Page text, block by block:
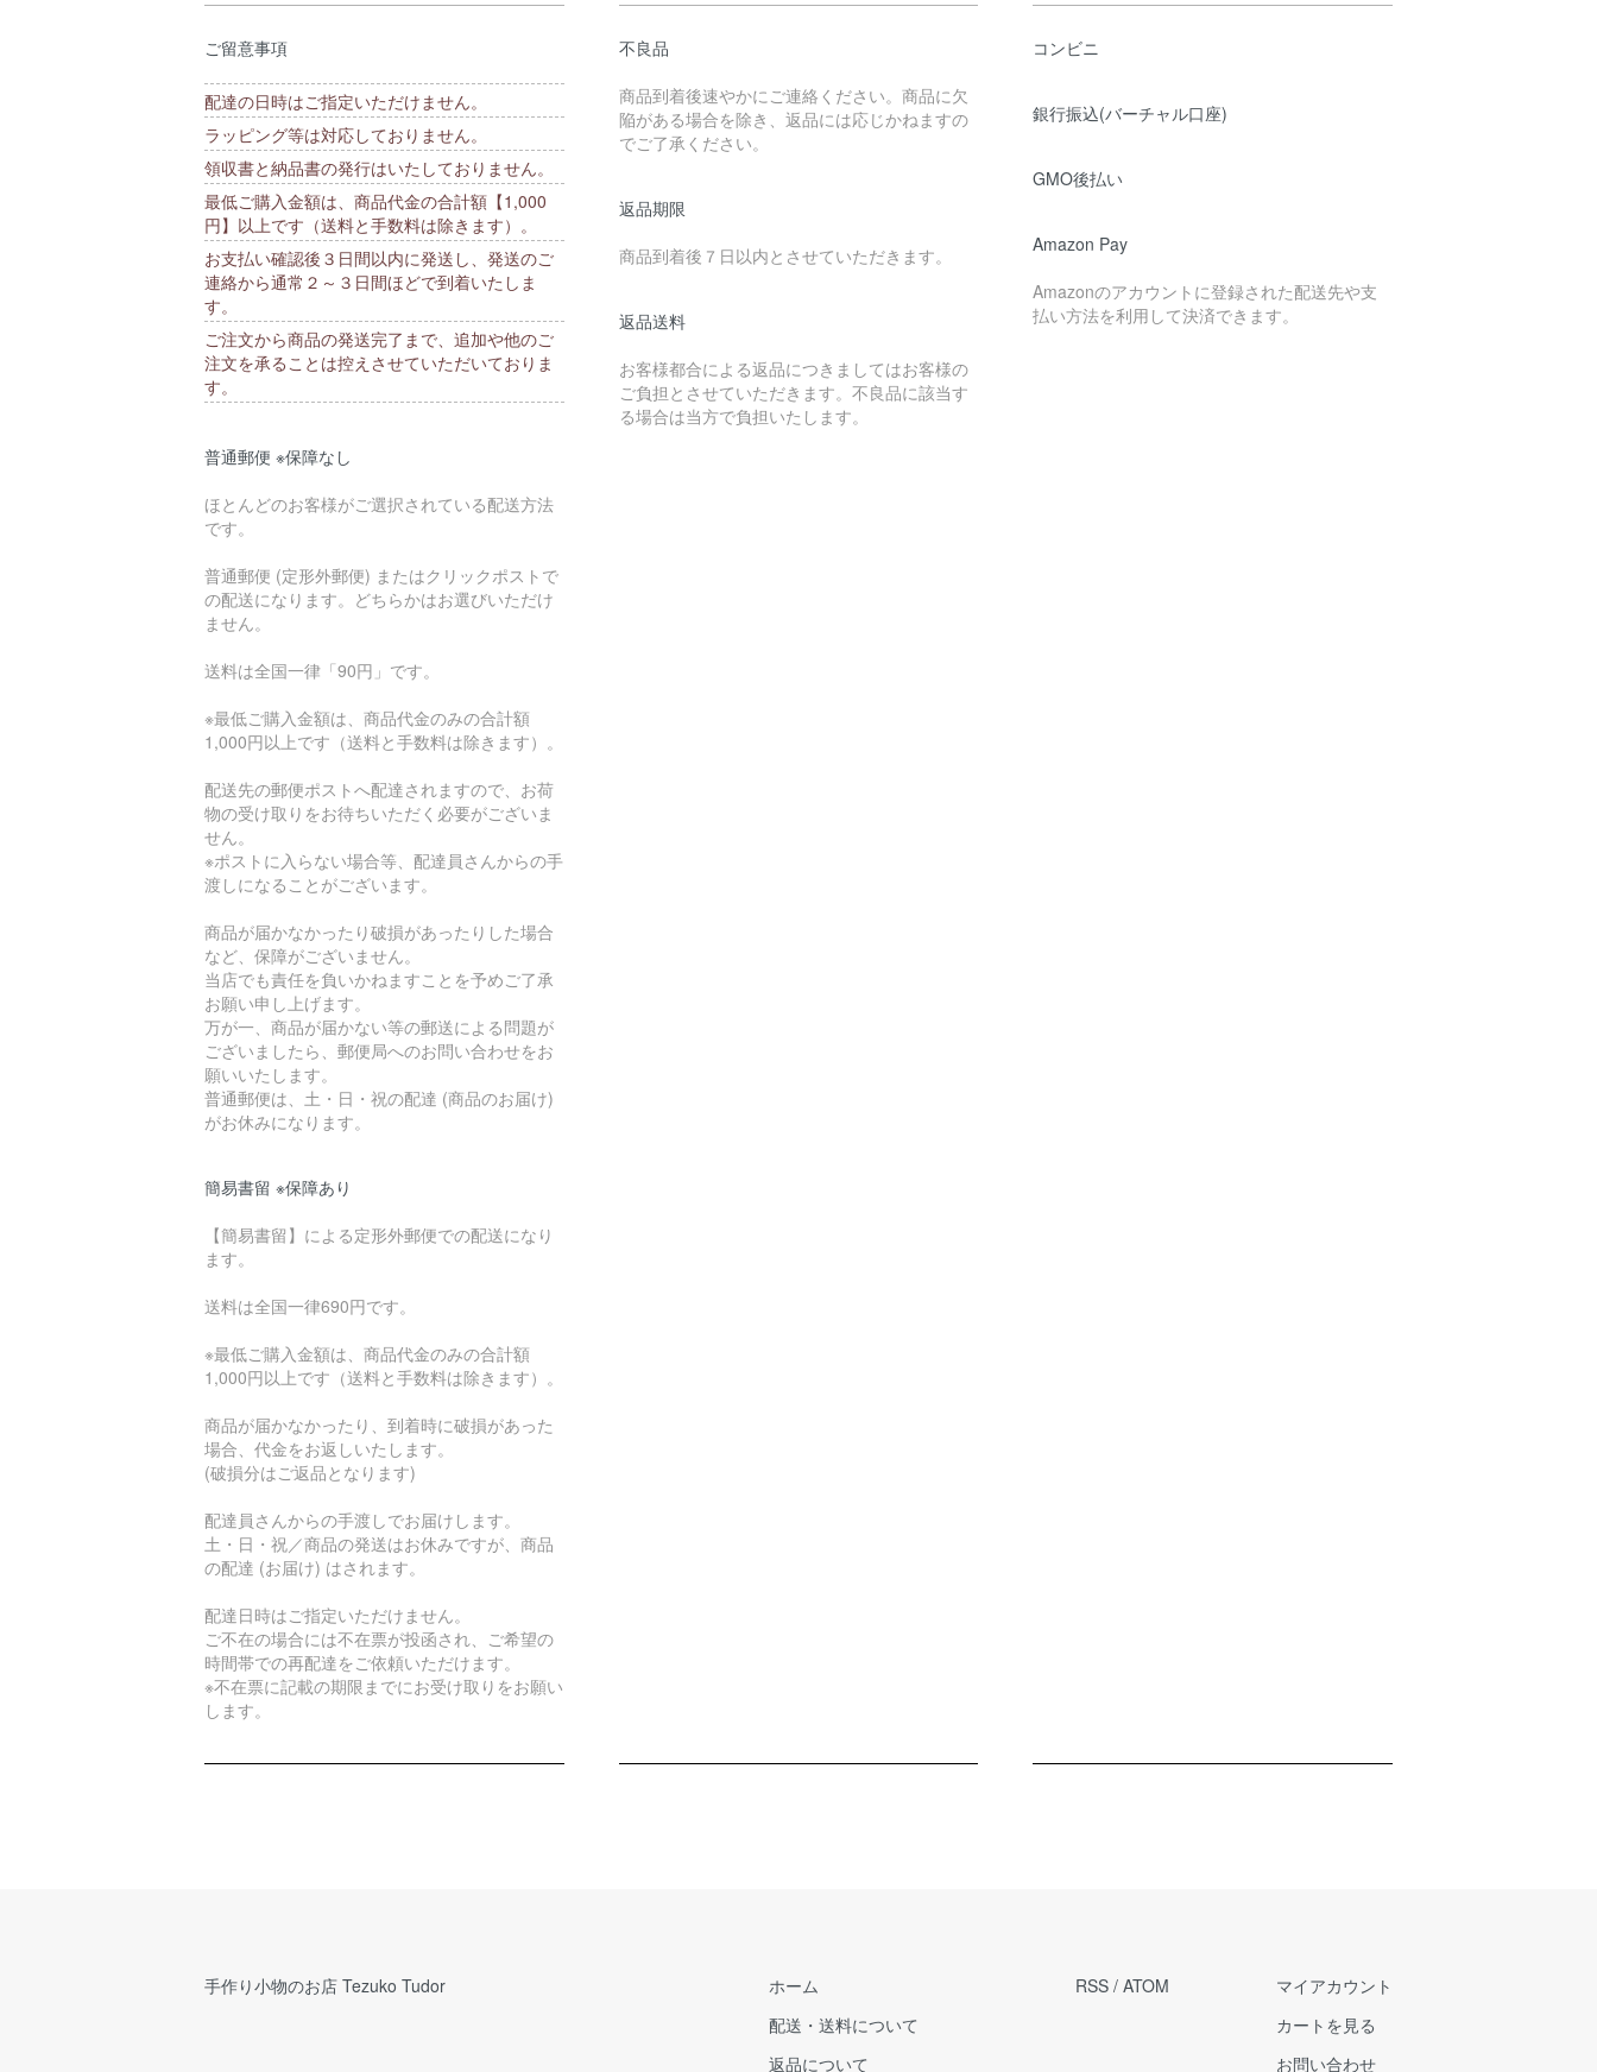
ご留意事項
配達の日時はご指定いただけません。
ラッピング等は対応しておりません。
領収書と納品書の発行はいたしておりません。
最低ご購入金額は、商品代金の合計額【1,000
円】以上です（送料と手数料は除きます）。
お支払い確認後３日間以内に発送し、発送のご
連絡から通常２～３日間ほどで到着いたしま
す。
ご注文から商品の発送完了まで、追加や他のご
注文を承ることは控えさせていただいておりま
す。
普通郵便 ※保障なし
ほとんどのお客様がご選択されている配送方法
です。
普通郵便 (定形外郵便) またはクリックポストで
の配送になります。どちらかはお選びいただけ
ません。
送料は全国一律「90円」です。
※最低ご購入金額は、商品代金のみの合計額
1,000円以上です（送料と手数料は除きます）。
配送先の郵便ポストへ配達されますので、お荷
物の受け取りをお待ちいただく必要がございま
せん。
※ポストに入らない場合等、配達員さんからの手
渡しになることがございます。
商品が届かなかったり破損があったりした場合
など、保障がございません。
当店でも責任を負いかねますことを予めご了承
お願い申し上げます。
万が一、商品が届かない等の郵送による問題が
ございましたら、郵便局へのお問い合わせをお
願いいたします。
普通郵便は、土・日・祝の配達 (商品のお届け)
がお休みになります。
簡易書留 ※保障あり
【簡易書留】による定形外郵便での配送になり
ます。
送料は全国一律690円です。
※最低ご購入金額は、商品代金のみの合計額
1,000円以上です（送料と手数料は除きます）。
商品が届かなかったり、到着時に破損があった
場合、代金をお返しいたします。
(破損分はご返品となります)
配達員さんからの手渡しでお届けします。
土・日・祝／商品の発送はお休みですが、商品
の配達 (お届け) はされます。
配達日時はご指定いただけません。
ご不在の場合には不在票が投函され、ご希望の
時間帯での再配達をご依頼いただけます。
※不在票に記載の期限までにお受け取りをお願い
します。
不良品
商品到着後速やかにご連絡ください。商品に欠
陥がある場合を除き、返品には応じかねますの
でご了承ください。
返品期限
商品到着後７日以内とさせていただきます。
返品送料
お客様都合による返品につきましてはお客様の
ご負担とさせていただきます。不良品に該当す
る場合は当方で負担いたします。
コンビニ
銀行振込(バーチャル口座)
GMO後払い
Amazon Pay
Amazonのアカウントに登録された配送先や支
払い方法を利用して決済できます。
手作り小物のお店 Tezuko Tudor
ホーム
配送・送料について
返品について
RSS / ATOM
マイアカウント
カートを見る
お問い合わせ